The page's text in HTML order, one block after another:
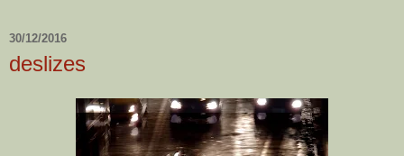
30/12/2016
deslizes